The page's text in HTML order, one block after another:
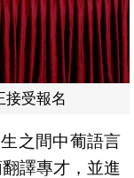
接受報名
之間中葡語言
譯專才，並進